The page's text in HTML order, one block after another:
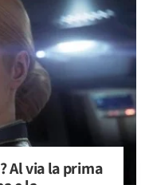
Al via la prima